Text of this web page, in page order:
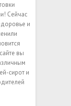
Сейчас
и
вы
сирот и